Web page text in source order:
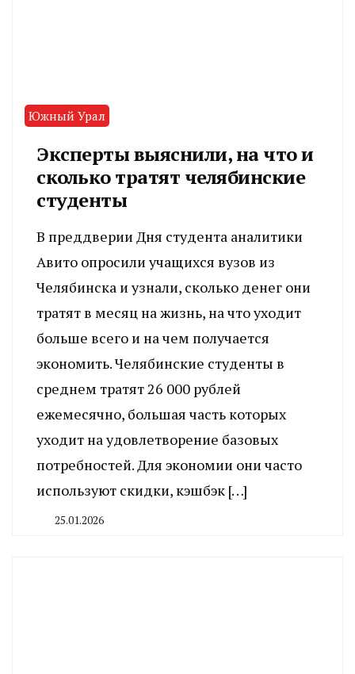
Южный Урал
Эксперты выяснили, на что и
сколько тратят челябинские
студенты
В преддверии Дня студента аналитики
Авито опросили учащихся вузов из
Челябинска и узнали, сколько денег они
тратят в месяц на жизнь, на что уходит
больше всего и на чем получается
экономить. Челябинские студенты в
среднем тратят 26 000 рублей
ежемесячно, большая часть которых
уходит на удовлетворение базовых
потребностей. Для экономии они часто
используют скидки, кэшбэк […]
25.01.2026